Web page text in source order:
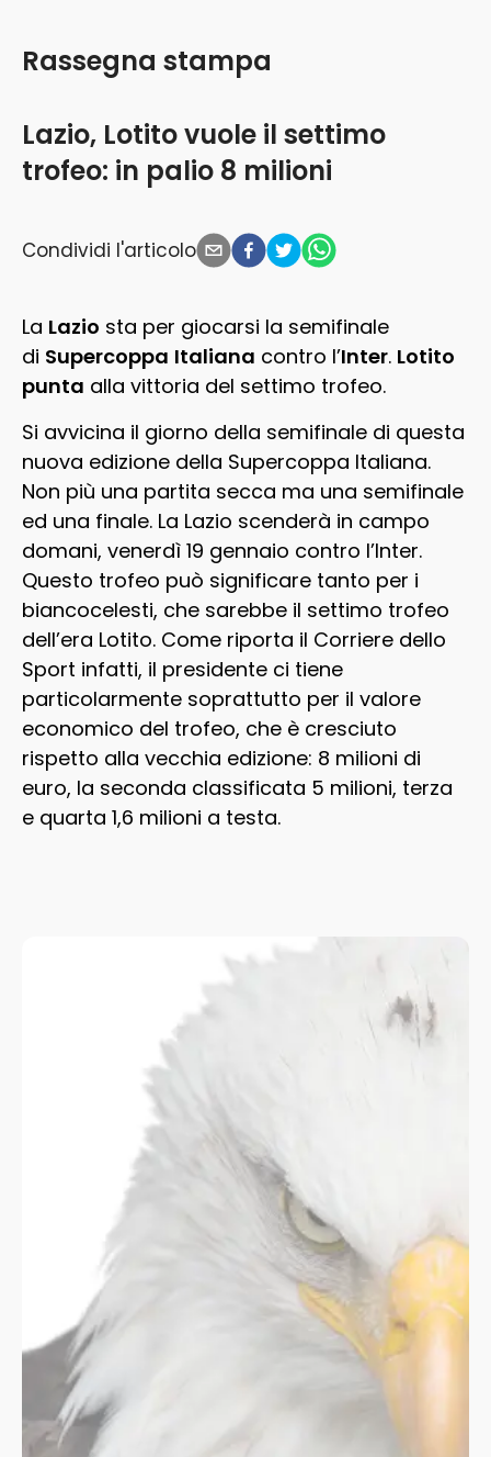
Lazio, Lotito vuole il settimo
trofeo: in palio 8 milioni
Rassegna stampa
Condividi l'articolo
La Lazio sta per giocarsi la semifinale
di Supercoppa Italiana contro l’Inter. Lotito
punta alla vittoria del settimo trofeo.
Si avvicina il giorno della semifinale di questa
nuova edizione della Supercoppa Italiana.
Non più una partita secca ma una semifinale
ed una finale. La Lazio scenderà in campo
domani, venerdì 19 gennaio contro l’Inter.
Questo trofeo può significare tanto per i
biancocelesti, che sarebbe il settimo trofeo
dell’era Lotito. Come riporta il Corriere dello
Sport infatti, il presidente ci tiene
particolarmente soprattutto per il valore
economico del trofeo, che è cresciuto
rispetto alla vecchia edizione: 8 milioni di
euro, la seconda classificata 5 milioni, terza
e quarta 1,6 milioni a testa.